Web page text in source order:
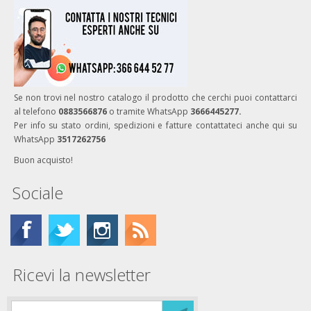
Se non trovi nel nostro catalogo il prodotto che cerchi puoi contattarci
al telefono 0883566876 o tramite WhatsApp 3666445277.
Per info su stato ordini, spedizioni e fatture contattateci anche qui su
WhatsApp 3517262756
Buon acquisto!
Sociale
Ricevi la newsletter